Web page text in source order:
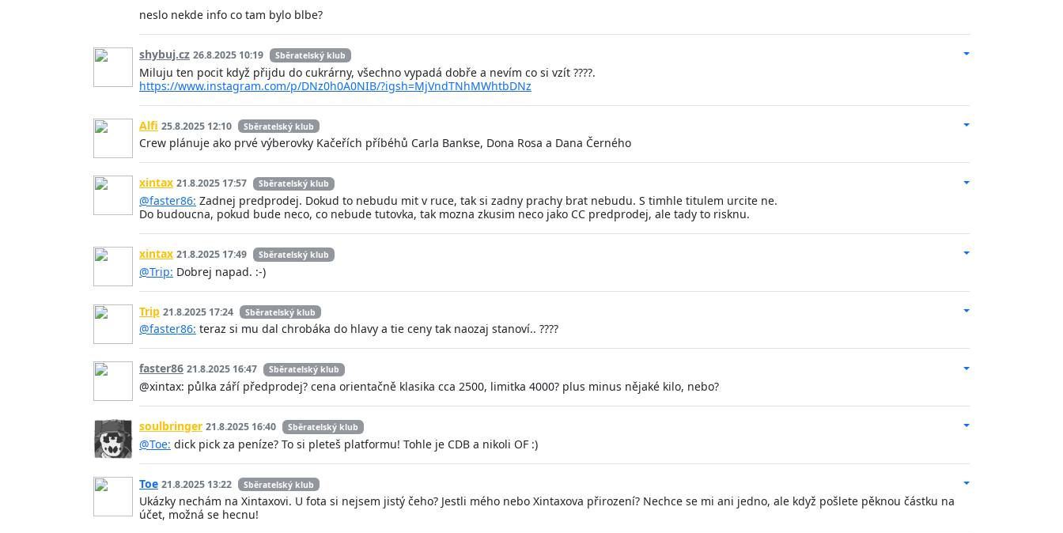
neslo nekde info co tam bylo blbe?
shybuj.cz 26.8.2025 10:19 Sběratelský klub
Miluju ten pocit když přijdu do cukrárny, všechno vypadá dobře a nevím co si vzít ????.
https://www.instagram.com/p/DNz0h0A0NIB/?igsh=MjVndTNhMWhtbDNz
Alfi 25.8.2025 12:10 Sběratelský klub
Crew plánuje ako prvé výberovky Kačeřích příbéhů Carla Bankse, Dona Rosa a Dana Černého
xintax 21.8.2025 17:57 Sběratelský klub
@faster86: Zadnej predprodej. Dokud to nebudu mit v ruce, tak si zadny prachy brat nebudu. S timhle titulem urcite ne.
Do budoucna, pokud bude neco, co nebude tutovka, tak mozna zkusim neco jako CC predprodej, ale tady to risknu.
xintax 21.8.2025 17:49 Sběratelský klub
@Trip: Dobrej napad. :-)
Trip 21.8.2025 17:24 Sběratelský klub
@faster86: teraz si mu dal chrobáka do hlavy a tie ceny tak naozaj stanoví.. ????
faster86 21.8.2025 16:47 Sběratelský klub
@xintax: půlka září předprodej? cena orientačně klasika cca 2500, limitka 4000? plus minus nějaké kilo, nebo?
soulbringer 21.8.2025 16:40 Sběratelský klub
@Toe: dick pick za peníze? To si pleteš platformu! Tohle je CDB a nikoli OF :)
Toe 21.8.2025 13:22 Sběratelský klub
Ukázky nechám na Xintaxovi. U fota si nejsem jistý čeho? Jestli mého nebo Xintaxova přirození? Nechce se mi ani jedno, ale když pošlete pěknou částku na
účet, možná se hecnu!